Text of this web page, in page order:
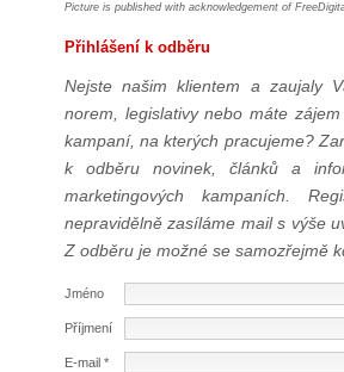
Picture is published with acknowledgement of
Přihlášení k odběru
Nejste našim klientem a zaujaly
norem, legislativy nebo máte
kampaní, na kterých pracujeme?
k odběru novinek, článků a
marketingových kampaních.
nepravidělně zasíláme mail s výše
Z odběru je možné se samozřejmě
Jméno
Příjmení
E-mail *